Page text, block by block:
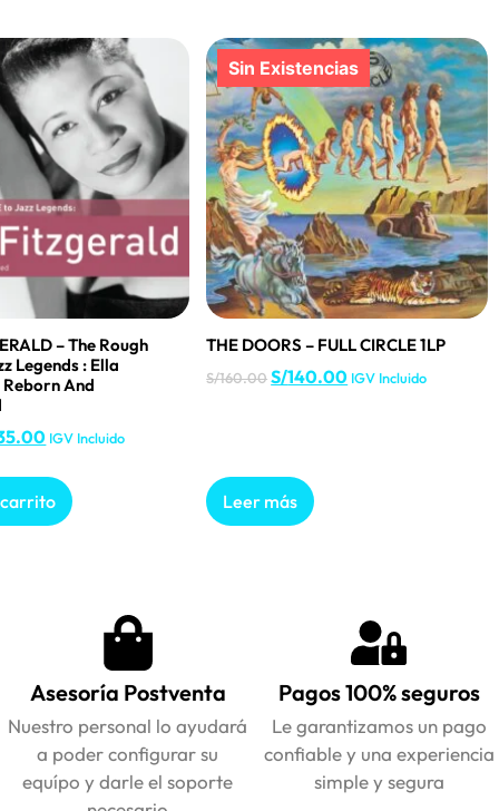
– The Rough
Legends : Ella
And
IGV Incluido
THE DOORS – FULL CIRCLE 1LP
S/160.00S/140.00 IGV Incluido
Leer más
Asesoría Postventa
Nuestro personal lo ayudará
a poder configurar su
equípo y darle el soporte
Pagos 100% seguros
Le garantizamos un pago
confiable y una experiencia
simple y segura